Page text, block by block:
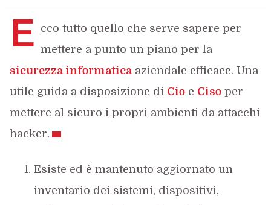
E cco tutto quello che serve sapere per
mettere a punto un piano per la
sicurezza informaticaaziendale efficace. Una
utile guida a disposizione di Cioe Cisoper
mettere al sicuro i propri ambienti da attacchi
hacker.
Esiste ed è mantenuto aggiornato un
inventario dei sistemi, dispositivi,